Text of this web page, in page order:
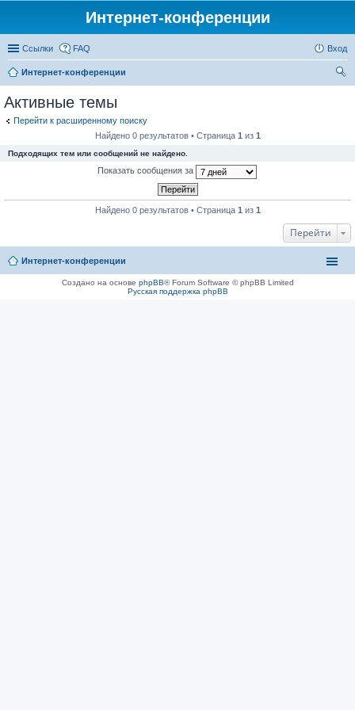
Интернет-конференции
Ссылки FAQ Вход
Интернет-конференции
Активные темы
Перейти к расширенному поиску
Найдено 0 результатов • Страница 1 из 1
Подходящих тем или сообщений не найдено.
Показать сообщения за
Найдено 0 результатов • Страница 1 из 1
Перейти
Интернет-конференции
Создано на основе phpBB® Forum Software © phpBB Limited
Русская поддержка phpBB